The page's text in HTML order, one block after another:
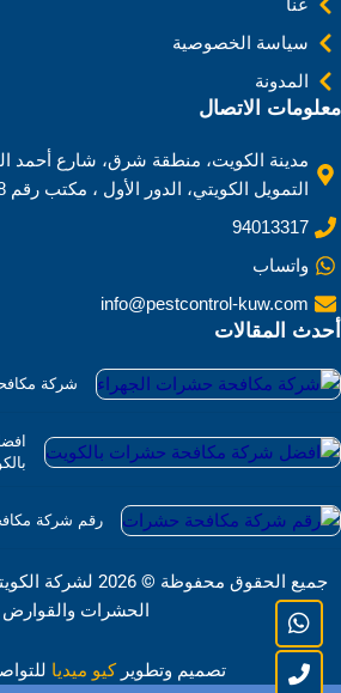
عنا
سياسة الخصوصية
المدونة
معلومات الاتصال
التمويل الكويتي، الدور الأول ، مكتب رقم 8.
94013317
واتساب
info@pestcontrol-kuw.com
أحدث المقالات
شركة
رقم شركة
جميع الحقوق محفوظة ©
2026 لشركة
الحشرات والقوارض
تصميم وتطويركيو ميديا